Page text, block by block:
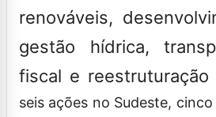
renováveis,
gestão hídrica,
fiscal e
seis ações no Sudeste,